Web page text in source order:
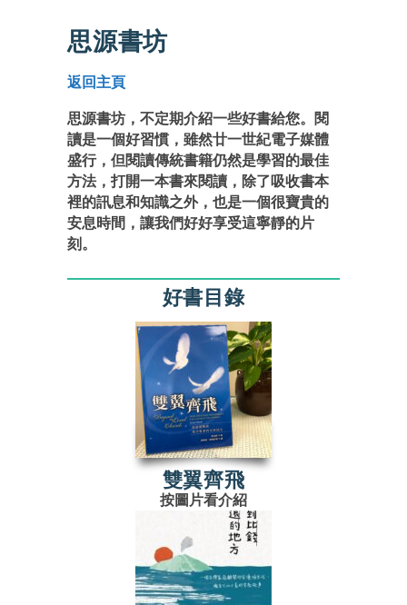
思源書坊
返回主頁
思源書坊，不定期介紹一些好書給您。閱
讀是一個好習慣，雖然廿一世紀電子媒體
盛行，但閱讀傳統書籍仍然是學習的最佳
方法，打開一本書來閱讀，除了吸收書本
裡的訊息和知識之外，也是一個很寶貴的
安息時間，讓我們好好享受這寧靜的片
刻。
好書目錄
雙翼齊飛
按圖片看介紹